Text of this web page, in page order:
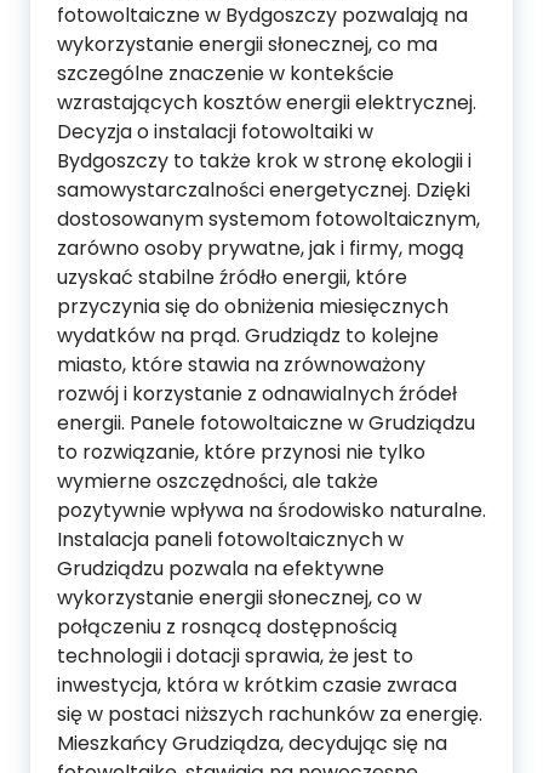
fotowoltaiczne w Bydgoszczy pozwalają na
wykorzystanie energii słonecznej, co ma
szczególne znaczenie w kontekście
wzrastających kosztów energii elektrycznej.
Decyzja o instalacji fotowoltaiki w
Bydgoszczy to także krok w stronę ekologii i
samowystarczalności energetycznej. Dzięki
dostosowanym systemom fotowoltaicznym,
zarówno osoby prywatne, jak i firmy, mogą
uzyskać stabilne źródło energii, które
przyczynia się do obniżenia miesięcznych
wydatków na prąd. Grudziądz to kolejne
miasto, które stawia na zrównoważony
rozwój i korzystanie z odnawialnych źródeł
energii. Panele fotowoltaiczne w Grudziądzu
to rozwiązanie, które przynosi nie tylko
wymierne oszczędności, ale także
pozytywnie wpływa na środowisko naturalne.
Instalacja paneli fotowoltaicznych w
Grudziądzu pozwala na efektywne
wykorzystanie energii słonecznej, co w
połączeniu z rosnącą dostępnością
technologii i dotacji sprawia, że jest to
inwestycja, która w krótkim czasie zwraca
się w postaci niższych rachunków za energię.
Mieszkańcy Grudziądza, decydując się na